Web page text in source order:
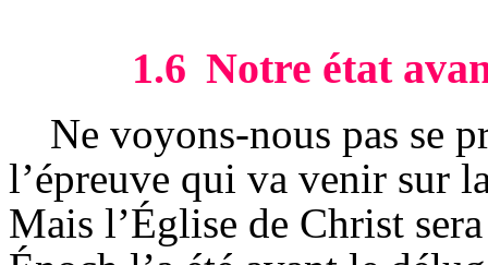
1.6 Notre état
Ne voyons-nous pas se
l’épreuve qui va venir sur
Mais l’Église de Christ